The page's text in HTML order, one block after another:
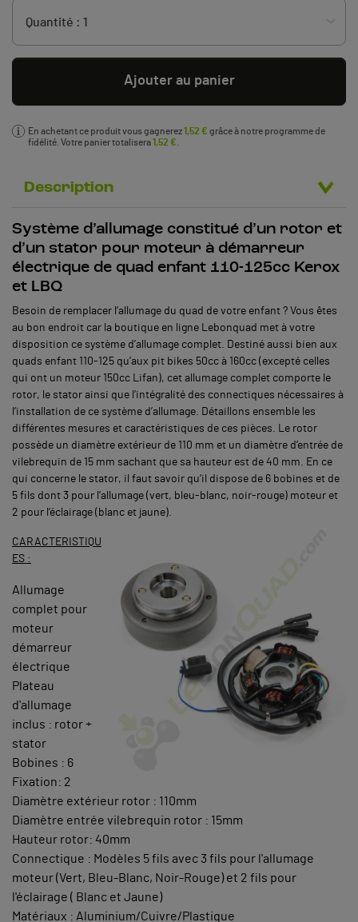
Ajouter au panier
En achetant ce produit vous gagnerez1,52 € grâce à notre programme de
fidélité. Votre panier totalisera1,52 €
Description
Système d’allumage constitué d’un rotor et
d’un stator pour moteur à démarreur
électrique de quad enfant 110-125cc Kerox
et LBQ
Besoin de remplacer l’allumage du quad de votre enfant ? Vous êtes
au bon endroit car la boutique en ligne Lebonquad met à votre
disposition ce système d’allumage complet. Destiné aussi bien aux
quads enfant 110-125 qu’aux pit bikes 50cc à 160cc (excepté celles
qui ont un moteur 150cc Lifan), cet allumage complet comporte le
rotor, le stator ainsi que l’intégralité des connectiques nécessaires à
l’installation de ce système d’allumage. Détaillons ensemble les
différentes mesures et caractéristiques de ces pièces. Le rotor
possède un diamètre extérieur de 110 mm et un diamètre d’entrée de
vilebrequin de 15 mm sachant que sa hauteur est de 40 mm. En ce
qui concerne le stator, il faut savoir qu’il dispose de 6 bobines et de
5 fils dont 3 pour l’allumage (vert, bleu-blanc, noir-rouge) moteur et
2 pour l’éclairage (blanc et jaune).
CARACTERISTIQU
ES :
Allumage
complet pour
moteur
démarreur
électrique
Plateau
d'allumage
inclus : rotor +
stator
Bobines : 6
Fixation: 2
Diamètre extérieur rotor : 110mm
Diamètre entrée vilebrequin rotor : 15mm
Hauteur rotor: 40mm
Connectique : Modèles 5 fils avec 3 fils pour l'allumage
moteur (Vert, Bleu-Blanc, Noir-Rouge) et 2 fils pour
l'éclairage ( Blanc et Jaune)
Matériaux : Aluminium/Cuivre/Plastique